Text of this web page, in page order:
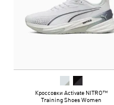
Кроссовки Activate NITRO™
Training Shoes Women